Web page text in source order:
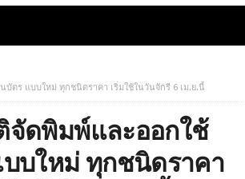
ตร แบบใหม่ ทุกชนิดราคา เริ่มใช้ในวันจักรี 6 เม.ย.นี้
จัดพิมพ์และออกใช้
บใหม่ ทุกชนิดราคา